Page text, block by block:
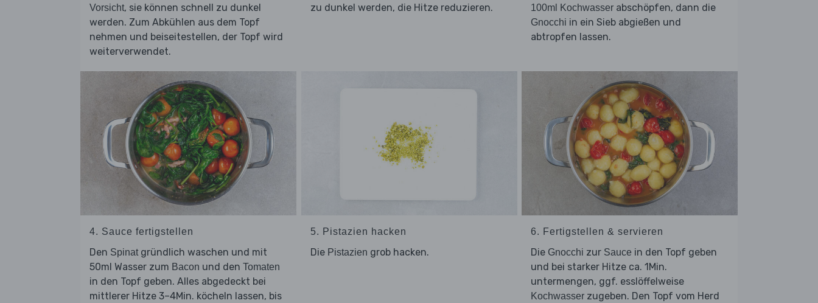
Vorsicht, sie können schnell zu dunkel
werden. Zum Abkühlen aus dem Topf
nehmen und beiseitestellen, der Topf wird
weiterverwendet.
zu dunkel werden, die Hitze reduzieren. 100ml Kochwasser abschöpfen, dann die
Gnocchi in ein Sieb abgießen und
abtropfen lassen.
4. Sauce fertigstellen
Den Spinat gründlich waschen und mit
50ml Wasser zum Bacon und den Tomaten
in den Topf geben. Alles abgedeckt bei
mittlerer Hitze 3–4Min. köcheln lassen, bis
5. Pistazien hacken
Die Pistazien grob hacken.
6. Fertigstellen & servieren
Die Gnocchi zur Sauce in den Topf geben
und bei starker Hitze ca. 1Min.
untermengen, ggf. esslöffelweise
Kochwasser zugeben. Den Topf vom Herd